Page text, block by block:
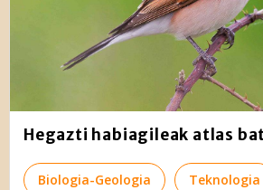
Hegazti habiagileak atlas
Biologia-Geologia Teknologia